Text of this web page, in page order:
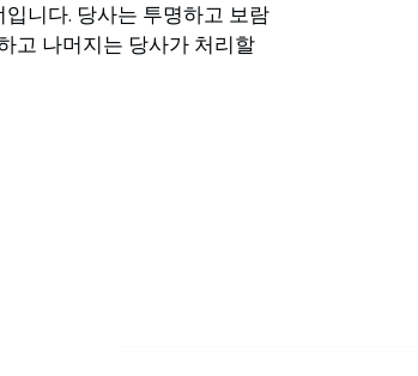
니다. 당사는 투명하고 보람
고 나머지는 당사가 처리할